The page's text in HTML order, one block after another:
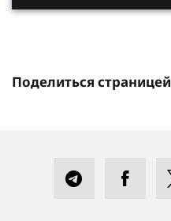
Поделиться страницей